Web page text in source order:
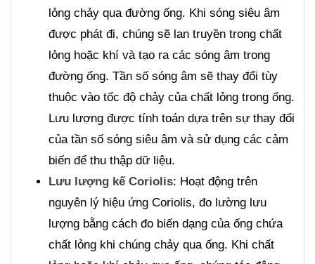
lỏng chảy qua đường ống. Khi sóng siêu âm
được phát đi, chúng sẽ lan truyền trong chất
lỏng hoặc khí và tạo ra các sóng âm trong
đường ống. Tần số sóng âm sẽ thay đổi tùy
thuộc vào tốc độ chảy của chất lỏng trong ống.
Lưu lượng được tính toán dựa trên sự thay đổi
của tần số sóng siêu âm và sử dụng các cảm
biến để thu thập dữ liệu.
Lưu lượng kế Coriolis: Hoạt động trên
nguyên lý hiệu ứng Coriolis, đo lường lưu
lượng bằng cách đo biến dạng của ống chứa
chất lỏng khi chúng chảy qua ống. Khi chất